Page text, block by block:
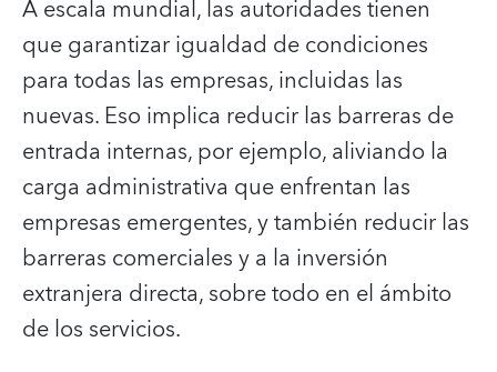
A escala mundial, las autoridades tienen
que garantizar igualdad de condiciones
para todas las empresas, incluidas las
nuevas. Eso implica reducir las barreras de
entrada internas, por ejemplo, aliviando la
carga administrativa que enfrentan las
empresas emergentes, y también reducir las
barreras comerciales y a la inversión
extranjera directa, sobre todo en el ámbito
de los servicios.